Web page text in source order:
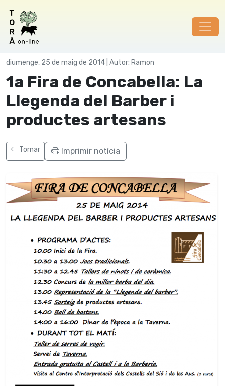
diumenge, 25 de maig de 2014 | Autor: Ramon
1a Fira de Concabella: La
Llegenda del Barber i
productes artesans
Tornar Imprimir notícia